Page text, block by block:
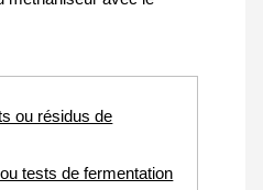
ou résidus de
tests de fermentation